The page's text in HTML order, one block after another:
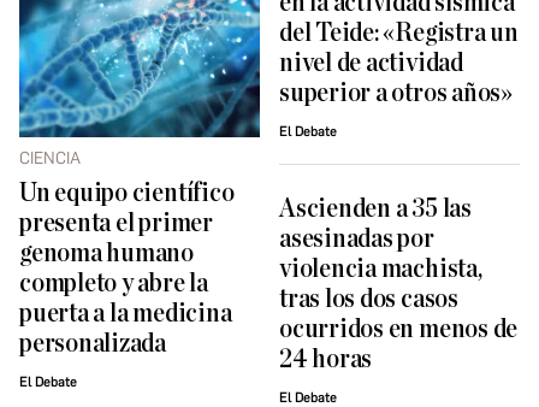
CIENCIA
Un equipo científico
presenta el primer
genoma humano
completo y abre la
puerta a la medicina
personalizada
El Debate
del Teide: «Registra un
nivel de actividad
superior a otros años»
El Debate
Ascienden a 35 las
asesinadas por
violencia machista,
tras los dos casos
ocurridos en menos de
24 horas
El Debate